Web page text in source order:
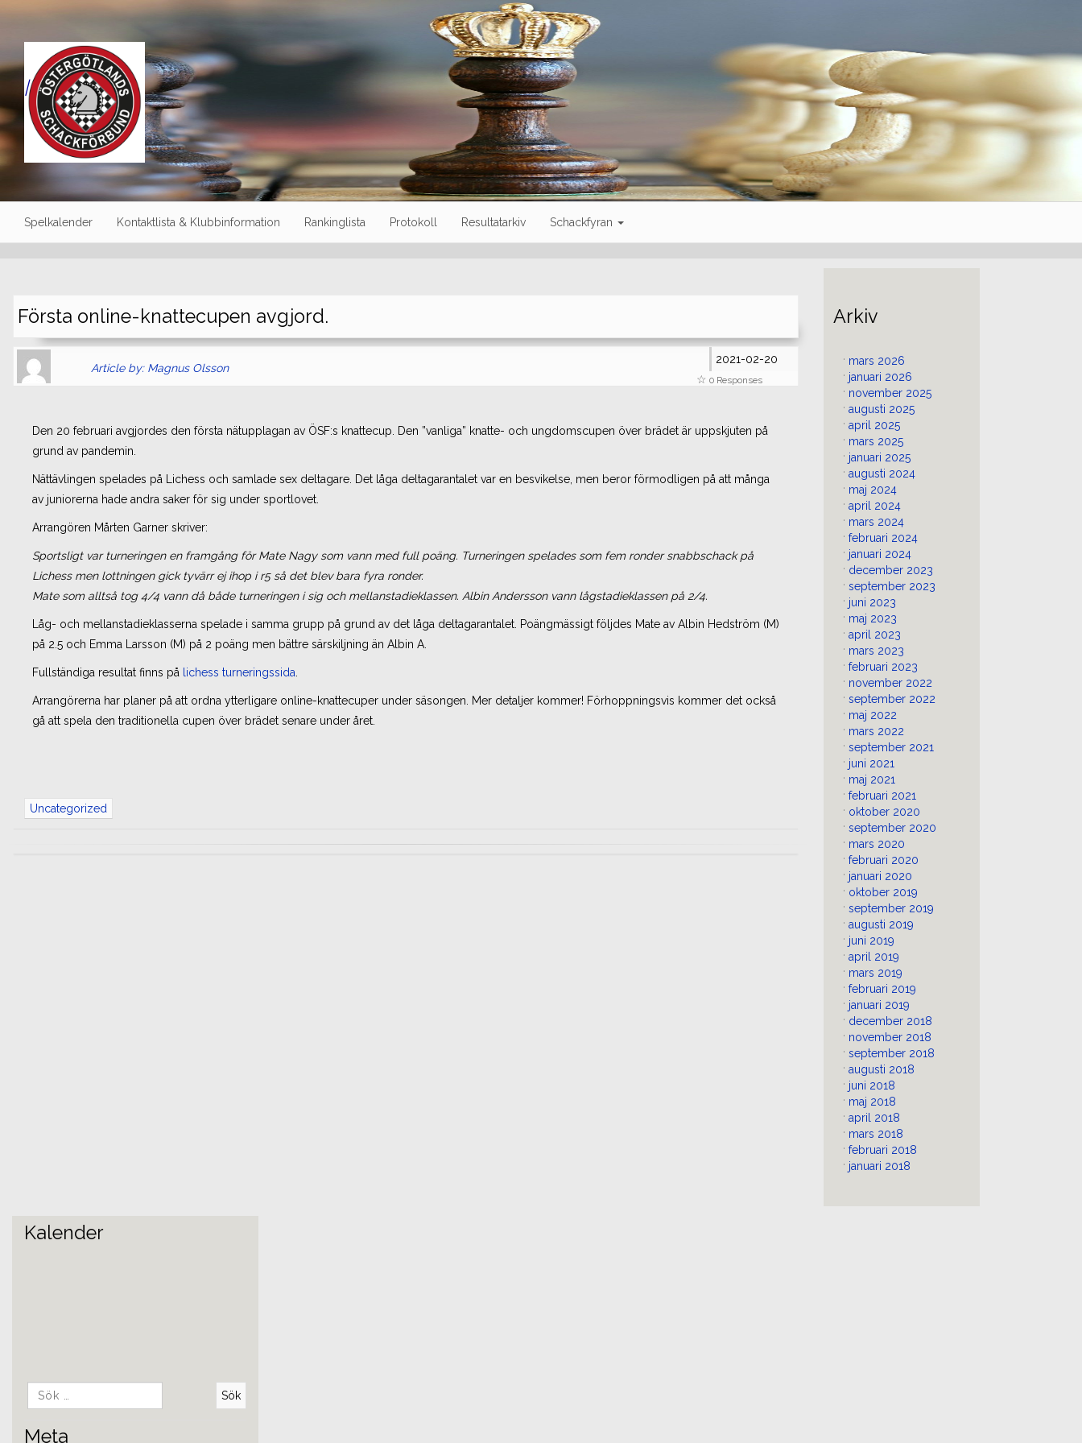
content
|
Spelkalender Kontaktlista & Klubbinformation Rankinglista Protokoll Resultatarkiv Schackfyran
Första online-knattecupen avgjord.
Author
Gravatar
here.
Clickable
Article by: Magnus Olsson
link
website
other
works.
2021-02-20
0 Responses
Den 20 februari avgjordes den första nätupplagan av ÖSF:s knattecup. Den ”vanliga” knatte- och ungdomscupen över brädet är uppskjuten på
grund av pandemin.
Nättävlingen spelades på Lichess och samlade sex deltagare. Det låga deltagarantalet var en besvikelse, men beror förmodligen på att många
av juniorerna hade andra saker för sig under sportlovet.
Arrangören Mårten Garner skriver:
Sportsligt var turneringen en framgång för Mate Nagy som vann med full poäng. Turneringen spelades som fem ronder snabbschack på
Lichess men lottningen gick tyvärr ej ihop i r5 så det blev bara fyra ronder.
Mate som alltså tog 4/4 vann då både turneringen i sig och mellanstadieklassen. Albin Andersson vann lågstadieklassen på 2/4.
Låg- och mellanstadieklasserna spelade i samma grupp på grund av det låga deltagarantalet. Poängmässigt följdes Mate av Albin Hedström (M)
på 2.5 och Emma Larsson (M) på 2 poäng men bättre särskiljning än Albin A.
Fullständiga resultat finns på lichess turneringssida.
Arrangörerna har planer på att ordna ytterligare online-knattecuper under säsongen. Mer detaljer kommer! Förhoppningsvis kommer det också
gå att spela den traditionella cupen över brädet senare under året.
Uncategorized
Arkiv
mars 2026
januari 2026
november 2025
augusti 2025
april 2025
mars 2025
januari 2025
augusti 2024
maj 2024
april 2024
mars 2024
februari 2024
januari 2024
december 2023
september 2023
juni 2023
maj 2023
april 2023
mars 2023
februari 2023
november 2022
september 2022
maj 2022
mars 2022
september 2021
juni 2021
maj 2021
februari 2021
oktober 2020
september 2020
mars 2020
februari 2020
januari 2020
oktober 2019
september 2019
augusti 2019
juni 2019
april 2019
mars 2019
februari 2019
januari 2019
december 2018
november 2018
september 2018
augusti 2018
juni 2018
maj 2018
april 2018
mars 2018
februari 2018
januari 2018
Kalender
Sök
efter:
Meta